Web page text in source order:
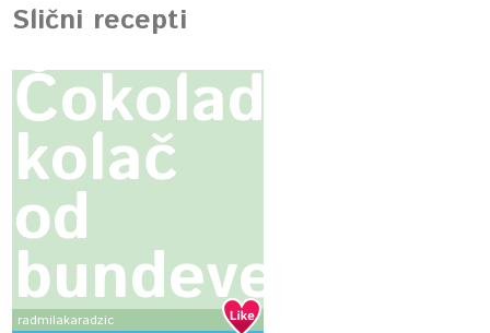
Slični recepti
Čokoladni
kolač
od
bundeve
radmilakaradzic